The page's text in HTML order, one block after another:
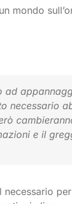
mondo
ad
necessario
e il
necessario